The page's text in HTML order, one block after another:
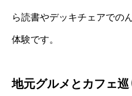
ら読書やデッキチェアでの
体験です。
地元グルメとカフェ巡